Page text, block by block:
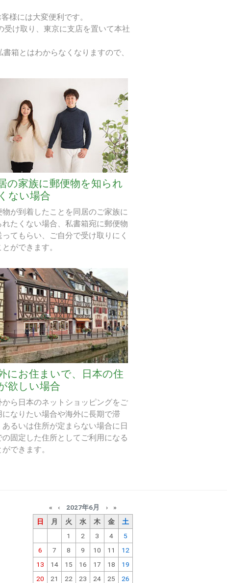
様には大変便利です。
け取り、東京に支店を置いて本社
箱とはわからなくなりますので、
の家族に郵便物を知られ
ない場合
物が到着したことを同居のご家族に
れたくない場合、私書箱宛に郵便物
ってもらい、ご自分で受け取りにく
とができます。
にお住まいで、日本の住
欲しい場合
から日本のネットショッピングをご
になりたい場合や海外に長期で滞
あるいは住所が定まらない場合に日
の固定した住所としてご利用になる
ができます。
« ‹ 2027年6月 ›
»
日
月 火 水 木 金
土
1
2 3 4
5
6
7 8 9 10 11
12
13
14 15 16 17 18
19
20
21 22 23 24 25 26